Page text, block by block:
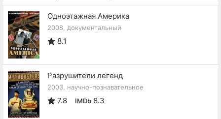
Одноэтажная Америка
2008, документальный
8.1
Разрушители легенд
2003, научно-познавательное
7.8 IMDb 8.3